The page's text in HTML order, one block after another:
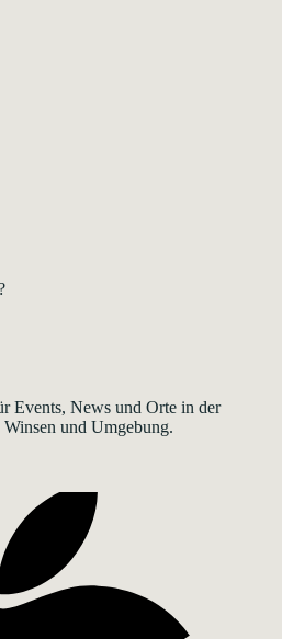
Events, News und Orte in der
und Umgebung.